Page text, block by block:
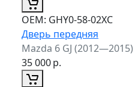
ОЕМ: GHY0-58-02XC
Дверь передняя
Mazda 6 GJ (2012—2015)
35 000р.